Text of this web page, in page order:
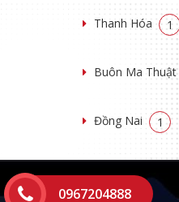
Thanh Hóa 1
Buôn Ma Thuật
Đồng Nai 1
0967204888